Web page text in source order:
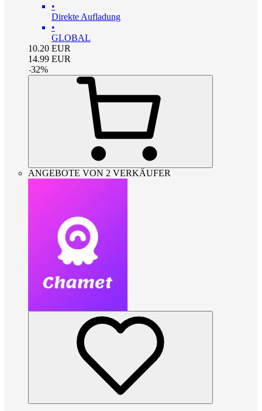
•
Direkte Aufladung
•
GLOBAL
10.20 EUR
14.99 EUR
-32%
ANGEBOTE VON 2 VERKÄUFER